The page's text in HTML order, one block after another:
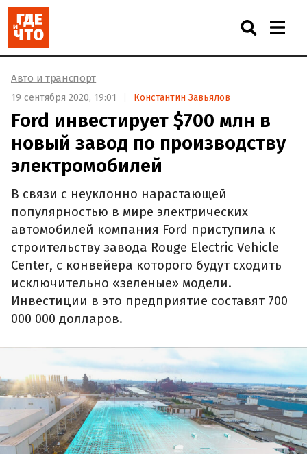
Авто и транспорт
19 сентября 2020, 19:01 Константин Завьялов
Ford инвестирует $700 млн в
новый завод по производству
электромобилей
В связи с неуклонно нарастающей
популярностью в мире электрических
автомобилей компания Ford приступила к
строительству завода Rouge Electric Vehicle
Center, с конвейера которого будут сходить
исключительно «зеленые» модели.
Инвестиции в это предприятие составят 700
000 000 долларов.